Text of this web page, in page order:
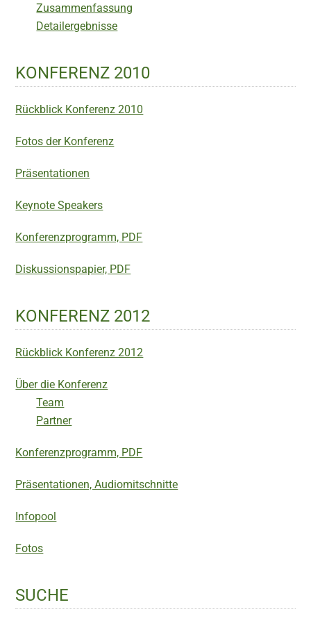
Zusammenfassung
Detailergebnisse
KONFERENZ 2010
Rückblick Konferenz 2010
Fotos der Konferenz
Präsentationen
Keynote Speakers
Konferenzprogramm, PDF
Diskussionspapier, PDF
KONFERENZ 2012
Rückblick Konferenz 2012
Über die Konferenz
Team
Partner
Konferenzprogramm, PDF
Präsentationen, Audiomitschnitte
Infopool
Fotos
SUCHE